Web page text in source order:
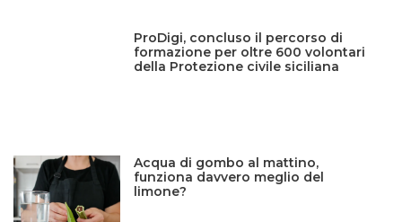
ProDigi, concluso il percorso di
formazione per oltre 600 volontari
della Protezione civile siciliana
Acqua di gombo al mattino,
funziona davvero meglio del
limone?